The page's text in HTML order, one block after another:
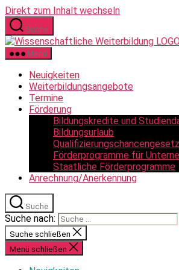
Direkt zum Inhalt wechseln
Suche
Menü
Neuigkeiten
Weiterbildungsangebote
Termine
Förderung
Bildungskredite und
Bildungsurlaub
Qualifizierungschancengesetz
Förderprogramme für
Staatliche Förderprogramme
Anrechnung/Anerkennung
Suche
Suche nach:
Suche schließen
Menü schließen